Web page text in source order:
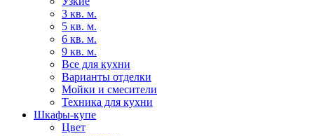
3 кв. м.
5 кв. м.
6 кв. м.
9 кв. м.
Все для кухни
Варианты отделки
Мойки и смесители
Техника для кухни
Шкафы-купе
Цвет